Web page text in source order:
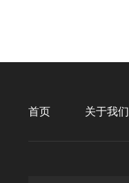
首页 关于我们